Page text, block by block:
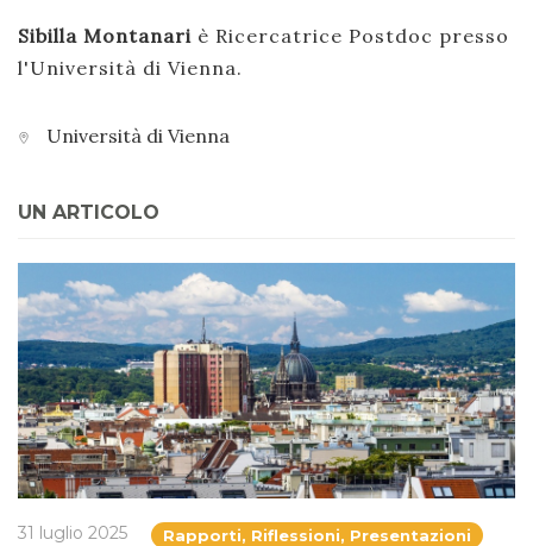
Sibilla Montanari è Ricercatrice Postdoc presso
l'Università di Vienna.
Università di Vienna
UN ARTICOLO
31 luglio 2025 Rapporti, Riflessioni, Presentazioni